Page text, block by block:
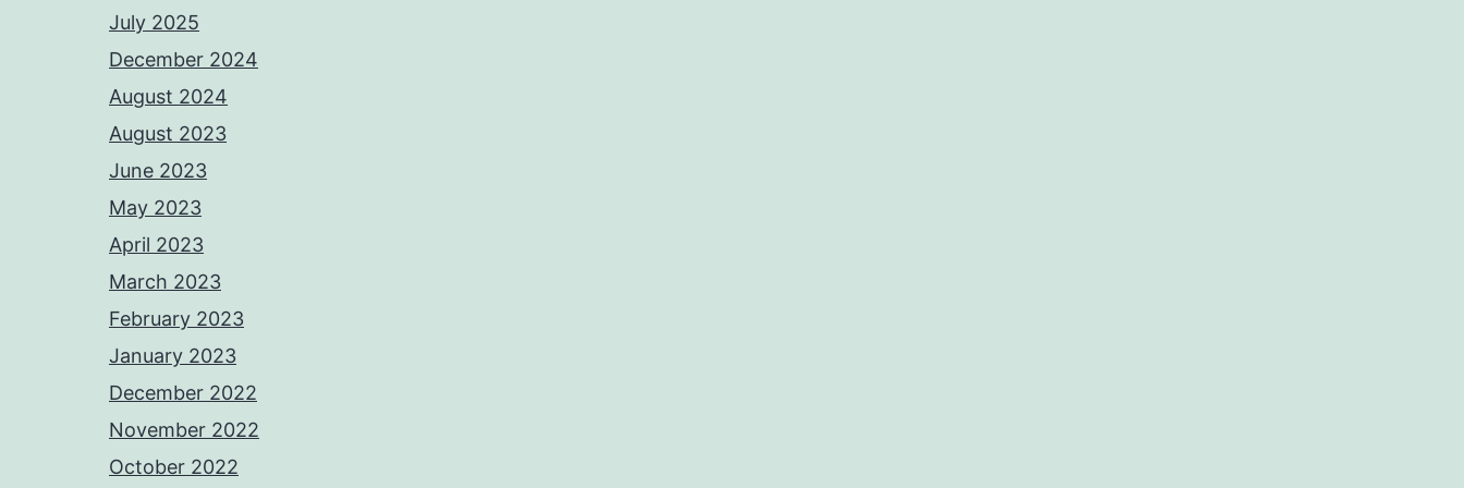
July 2025
December 2024
August 2024
August 2023
June 2023
May 2023
April 2023
March 2023
February 2023
January 2023
December 2022
November 2022
October 2022